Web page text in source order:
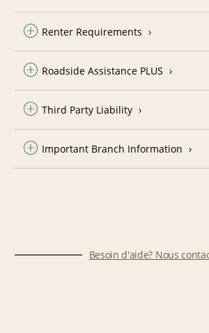
Renter Requirements
Roadside Assistance PLUS
Third Party Liability
Important Branch Information
Besoin d'aide? Nous